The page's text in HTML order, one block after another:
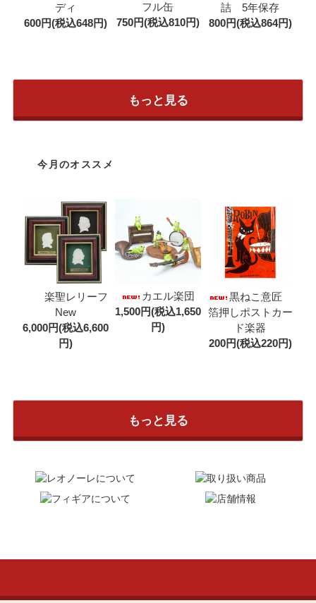
ディ
600円(税込648円)
フル缶
750円(税込810円)
詰 5年保存
800円(税込864円)
もっと見る
今月のオススメ
楽聖レリーフ
New
6,000円(税込6,600
円)
カエル楽団
1,500円(税込1,650
円)
黒ねこ意匠
箔押しポストカー
ド楽器
200円(税込220円)
もっと見る